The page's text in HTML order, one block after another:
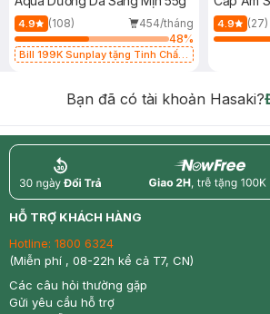
4.9 (108)
454/tháng
48%
Bill 199K Sunplay tặng Tinh Chất
4.9 (27)
Bạn đã có tài khoản Hasaki?
return nowfree
HỖ TRỢ KHÁCH HÀNG
Hotline: 1800 6324
(Miễn phí , 08-22h kể cả T7, CN)
Các câu hỏi thường gặp
Gửi yêu cầu hỗ trợ